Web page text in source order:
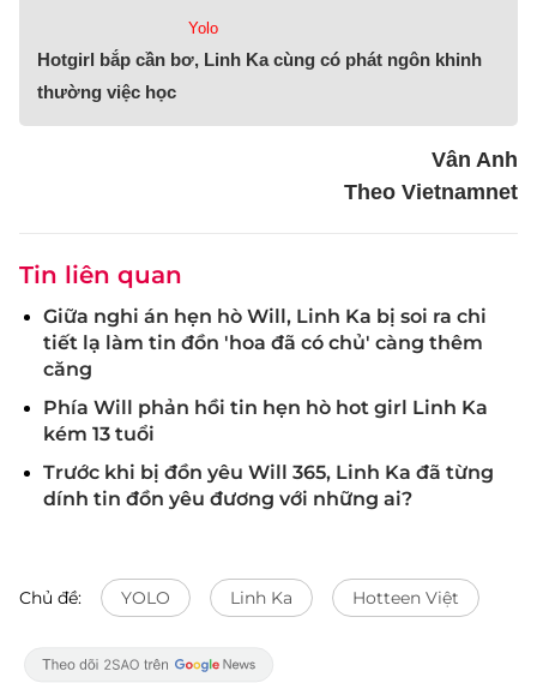
Yolo
Hotgirl bắp cần bơ, Linh Ka cùng có phát ngôn khinh
thường việc học
Vân Anh
Theo Vietnamnet
Tin liên quan
Giữa nghi án hẹn hò Will, Linh Ka bị soi ra chi
tiết lạ làm tin đồn 'hoa đã có chủ' càng thêm
căng
Phía Will phản hồi tin hẹn hò hot girl Linh Ka
kém 13 tuổi
Trước khi bị đồn yêu Will 365, Linh Ka đã từng
dính tin đồn yêu đương với những ai?
Chủ đề: YOLO Linh Ka Hotteen Việt